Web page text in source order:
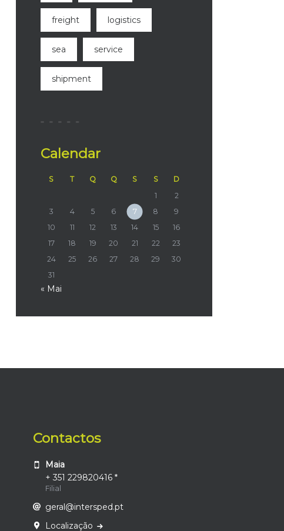
freight logistics
sea service
shipment
Calendar
S T Q Q S S
D
1
2
3
4 5 6 7 8
9
10
11 12 13 14 15
16
17
18 19 20 21 22
23
24
25 26 27 28 29
30
31
« Mai
Contactos
Maia
+ 351 229820416 *
Filial
geral@intersped.pt
Localização